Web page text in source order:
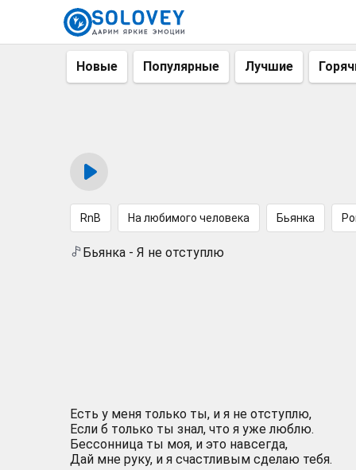
Новые Популярные Лучшие
RnB На любимого человека Бьянка
Бьянка - Я не отступлю
Есть у меня только ты, и я не отступлю,
Если б только ты знал, что я уже люблю.
Бессонница ты моя, и это навсегда,
Дай мне руку, и я счастливым сделаю тебя.